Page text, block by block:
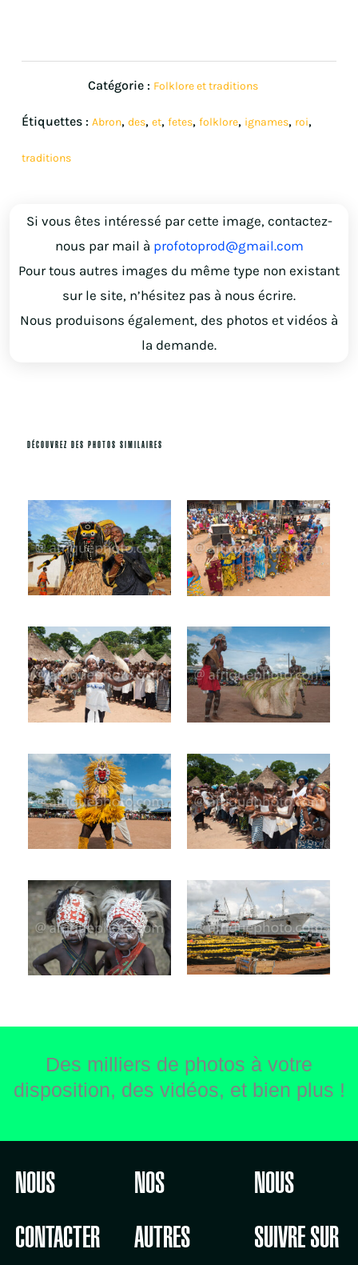
Catégorie : Folklore et traditions
Étiquettes : Abron, des, et, fetes, folklore, ignames, roi,
traditions
Si vous êtes intéressé par cette image, contactez-
nous par mail à profotoprod@gmail.com
Pour tous autres images du même type non existant
sur le site, n’hésitez pas à nous écrire.
Nous produisons également, des photos et vidéos à
la demande.
DÉCOUVREZ DES PHOTOS SIMILAIRES
Des milliers de photos à votre
disposition, des vidéos, et bien plus !
NOUS
CONTACTER
NOS
AUTRES
NOUS
SUIVRE SUR